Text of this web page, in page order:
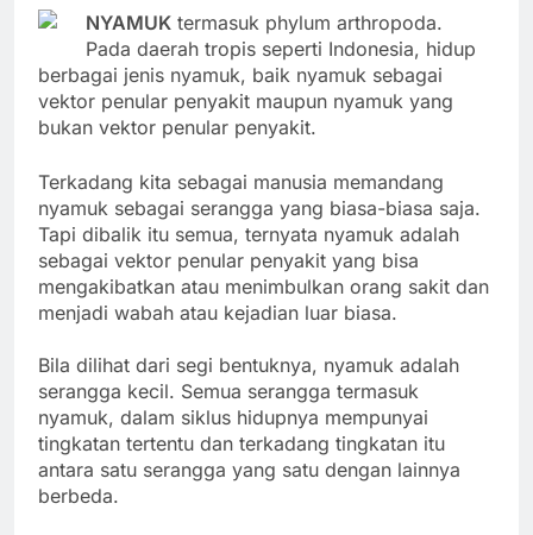
NYAMUK termasuk phylum arthropoda.
Pada daerah tropis seperti Indonesia, hidup
berbagai jenis nyamuk, baik nyamuk sebagai
vektor penular penyakit maupun nyamuk yang
bukan vektor penular penyakit.
Terkadang kita sebagai manusia memandang
nyamuk sebagai serangga yang biasa-biasa saja.
Tapi dibalik itu semua, ternyata nyamuk adalah
sebagai vektor penular penyakit yang bisa
mengakibatkan atau menimbulkan orang sakit dan
menjadi wabah atau kejadian luar biasa.
Bila dilihat dari segi bentuknya, nyamuk adalah
serangga kecil. Semua serangga termasuk
nyamuk, dalam siklus hidupnya mempunyai
tingkatan tertentu dan terkadang tingkatan itu
antara satu serangga yang satu dengan lainnya
berbeda.